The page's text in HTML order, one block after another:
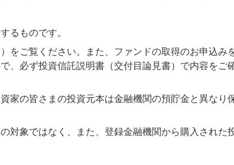
るものです。
ご覧ください。また、ファンドの取得のお申込み
、必ず投資信託説明書（交付目論見書）で内容をご
の皆さまの投資元本は金融機関の預貯金と異なり
象ではなく、また、登録金融機関から購入された